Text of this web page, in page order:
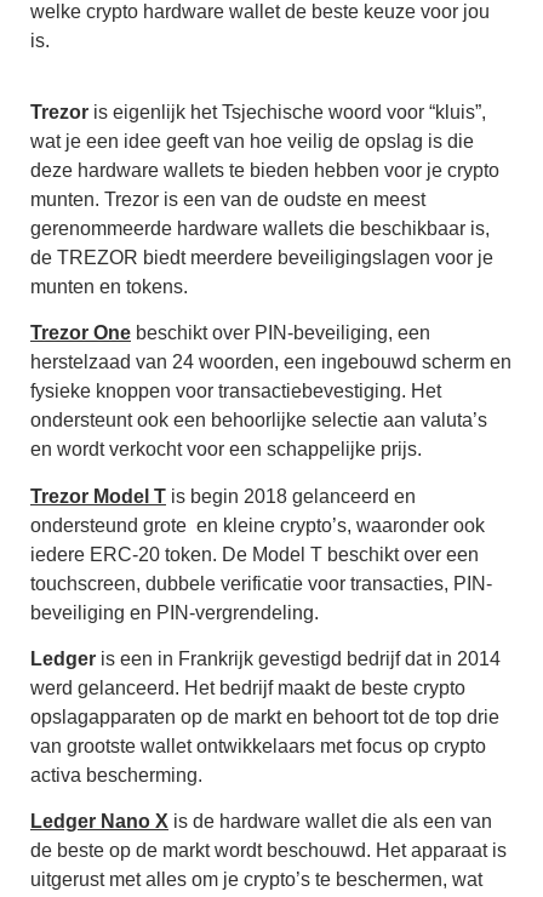
welke crypto hardware wallet de beste keuze voor jou
is.
Trezor is eigenlijk het Tsjechische woord voor “kluis”,
wat je een idee geeft van hoe veilig de opslag is die
deze hardware wallets te bieden hebben voor je crypto
munten. Trezor is een van de oudste en meest
gerenommeerde hardware wallets die beschikbaar is,
de TREZOR biedt meerdere beveiligingslagen voor je
munten en tokens.
Trezor One beschikt over PIN-beveiliging, een
herstelzaad van 24 woorden, een ingebouwd scherm en
fysieke knoppen voor transactiebevestiging. Het
ondersteunt ook een behoorlijke selectie aan valuta’s
en wordt verkocht voor een schappelijke prijs.
Trezor Model T is begin 2018 gelanceerd en
ondersteund grote en kleine crypto’s, waaronder ook
iedere ERC-20 token. De Model T beschikt over een
touchscreen, dubbele verificatie voor transacties, PIN-
beveiliging en PIN-vergrendeling.
Ledger is een in Frankrijk gevestigd bedrijf dat in 2014
werd gelanceerd. Het bedrijf maakt de beste crypto
opslagapparaten op de markt en behoort tot de top drie
van grootste wallet ontwikkelaars met focus op crypto
activa bescherming.
Ledger Nano X is de hardware wallet die als een van
de beste op de markt wordt beschouwd. Het apparaat is
uitgerust met alles om je crypto’s te beschermen, wat